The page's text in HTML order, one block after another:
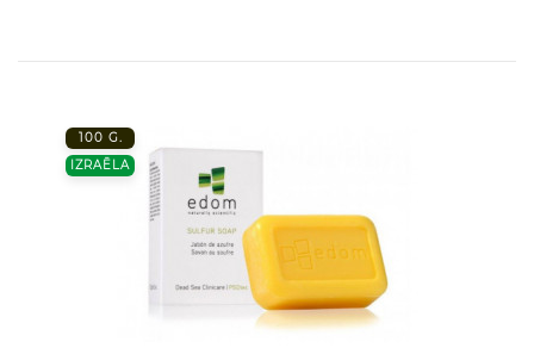
100 G.
IZRAĒLA